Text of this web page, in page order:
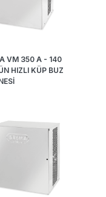
VM 350 A - 140
HIZLI KÜP BUZ